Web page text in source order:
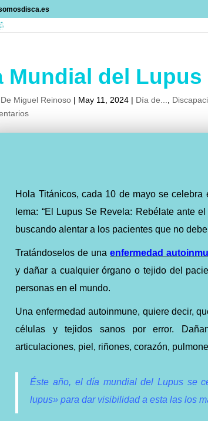
Mundial del Lupus
Miguel Reinoso | May 11, 2024 | Día de...
Hola Titánicos, cada 10 de mayo se
lema: “El Lupus Se Revela: Rebélate ante
buscando alentar a los pacientes que no
Tratándoselos de unaenfermedad
y dañar a cualquier órgano o tejido del
personas en el mundo.
Una enfermedad autoinmune, quiere decir,
células y tejidos sanos por error.
articulaciones, piel, riñones, corazón,
Éste año, el día mundial del Lupus se
lupus» para dar visibilidad a esta las los